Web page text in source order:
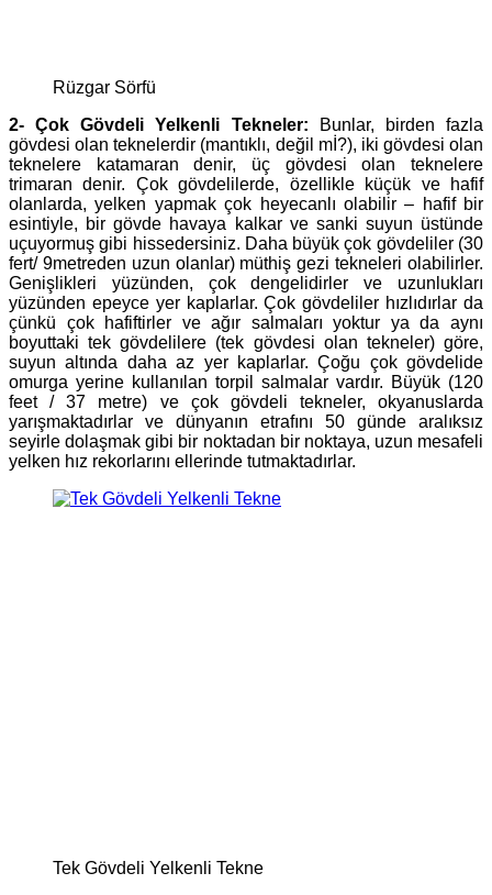
Rüzgar Sörfü
2- Çok Gövdeli Yelkenli Tekneler: Bunlar, birden fazla
gövdesi olan teknelerdir (mantıklı, değil mİ?), iki gövdesi olan
teknelere katamaran denir, üç gövdesi olan teknelere
trimaran denir. Çok gövdelilerde, özellikle küçük ve hafif
olanlarda, yelken yapmak çok heyecanlı olabilir – hafif bir
esintiyle, bir gövde havaya kalkar ve sanki suyun üstünde
uçuyormuş gibi hissedersiniz. Daha büyük çok gövdeliler (30
fert/ 9metreden uzun olanlar) müthiş gezi tekneleri olabilirler.
Genişlikleri yüzünden, çok dengelidirler ve uzunlukları
yüzünden epeyce yer kaplarlar. Çok gövdeliler hızlıdırlar da
çünkü çok hafiftirler ve ağır salmaları yoktur ya da aynı
boyuttaki tek gövdelilere (tek gövdesi olan tekneler) göre,
suyun altında daha az yer kaplarlar. Çoğu çok gövdelide
omurga yerine kullanılan torpil salmalar vardır. Büyük (120
feet / 37 metre) ve çok gövdeli tekneler, okyanuslarda
yarışmaktadırlar ve dünyanın etrafını 50 günde aralıksız
seyirle dolaşmak gibi bir noktadan bir noktaya, uzun mesafeli
yelken hız rekorlarını ellerinde tutmaktadırlar.
Tek Gövdeli Yelkenli Tekne